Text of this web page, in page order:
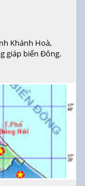
Khánh Hoà,
giáp biển Đông.